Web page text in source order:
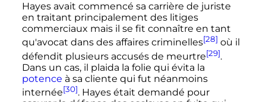
Hayes avait commencé sa carrière de juriste
en traitant principalement des litiges
commerciaux mais il se fit connaître en tant
qu'avocat dans des affaires criminelles[28] où il
défendit plusieurs accusés de meurtre[29].
Dans un cas, il plaida la folie qui évita la
potence à sa cliente qui fut néanmoins
internée[30]. Hayes était demandé pour